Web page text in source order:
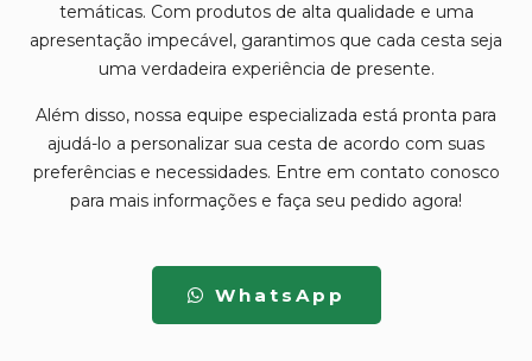
temáticas. Com produtos de alta qualidade e uma
apresentação impecável, garantimos que cada cesta seja
uma verdadeira experiência de presente.
Além disso, nossa equipe especializada está pronta para
ajudá-lo a personalizar sua cesta de acordo com suas
preferências e necessidades. Entre em contato conosco
para mais informações e faça seu pedido agora!
WhatsApp